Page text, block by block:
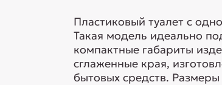
Пластиковый туалет с
Такая модель идеально
компактные габариты
сглаженные края,
бытовых средств.